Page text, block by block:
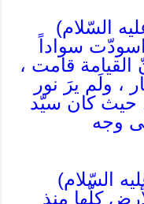
السّلام)
سواداً
قامت ،
، ولَم يرَ نور
حيث كان سيّد
وجه
السّلام)
كلّها منذ